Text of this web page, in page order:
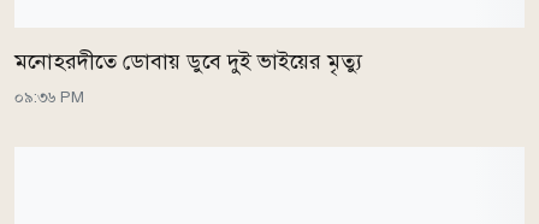
মনোহরদীতে ডোবায় ডুবে দুই ভাইয়ের মৃত্যু
০৯:৩৬ PM